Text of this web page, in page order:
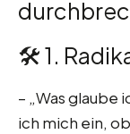
🛠 1.
– „Was glaube
ich mich ein,